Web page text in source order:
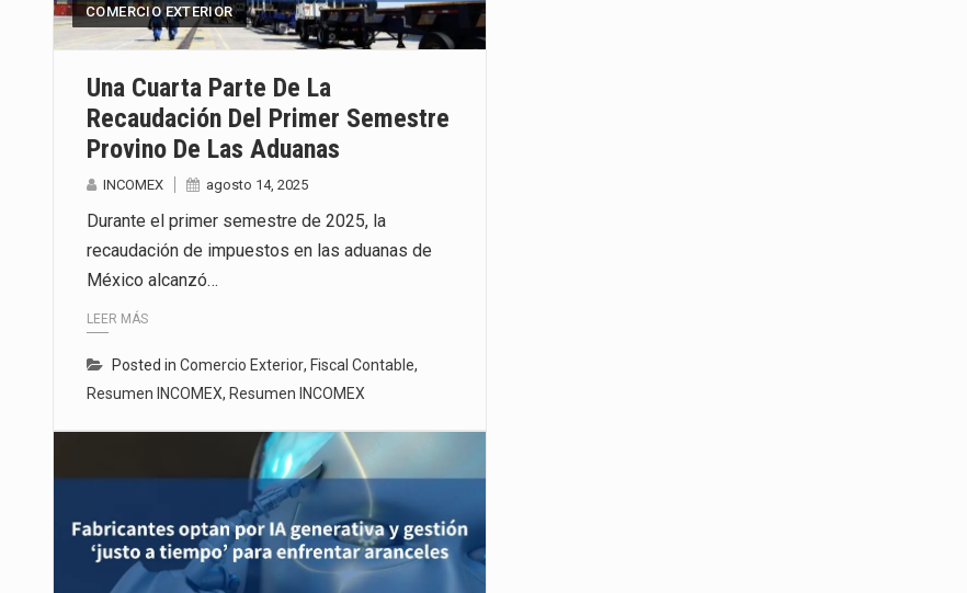
COMERCIO EXTERIOR
Una Cuarta Parte De La
Recaudación Del Primer Semestre
Provino De Las Aduanas
INCOMEX agosto 14, 2025
Durante el primer semestre de 2025, la
recaudación de impuestos en las aduanas de
México alcanzó…
LEER MÁS
Posted in Comercio Exterior, Fiscal Contable,
Resumen INCOMEX, Resumen INCOMEX